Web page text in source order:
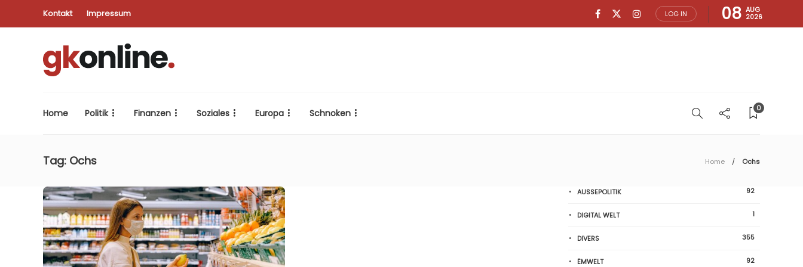
Kontakt Impressum LOG IN 08 AUG
2026
Home Politik Finanzen Soziales Europa Schnoken 0
Tag: Ochs Home Ochs
AUSSEPOLITIK 92
DIGITAL WELT 1
DIVERS 355
ËMWELT 92